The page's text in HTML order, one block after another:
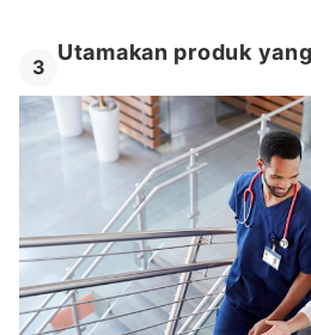
3
Utamakan produk